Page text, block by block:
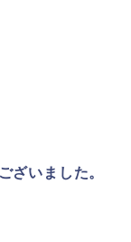
ざいました。